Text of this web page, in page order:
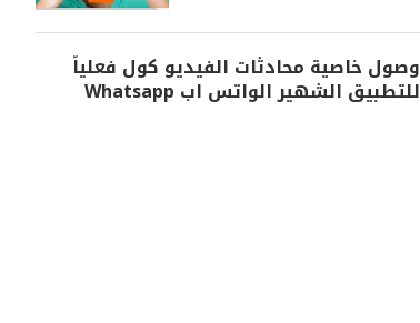
وصول خاصية محادثات الفيديو كول فعلياً
للتطبيق الشهير الواتس اب Whatsapp